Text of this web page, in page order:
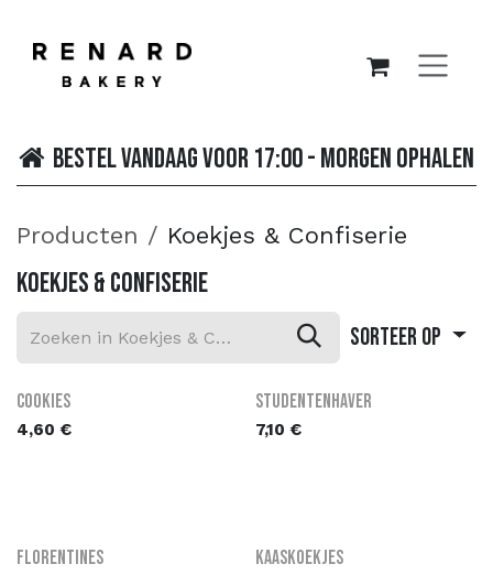
Bestel vandaag voor 17:00 - morgen ophalen
Producten Koekjes & Confiserie
Koekjes & Confiserie
Sorteer op
Cookies
4,60 €
Studentenhaver
7,10 €
Florentines Kaaskoekjes